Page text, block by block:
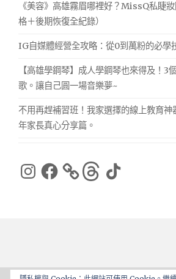
《美容》高雄霧眉哪裡好？MissQ私睫
格＋後期恢復全紀錄）
IG自媒體經營全攻略：從0到萬粉的必學
【高雄學鋼琴】成人學鋼琴也來得及！3
歌。讓自己圓一場音樂夢~
不用再趕補習班！我家選擇的線上教育
年家長真心分享篇。
Instagram
Facebook ThreadsTikTok